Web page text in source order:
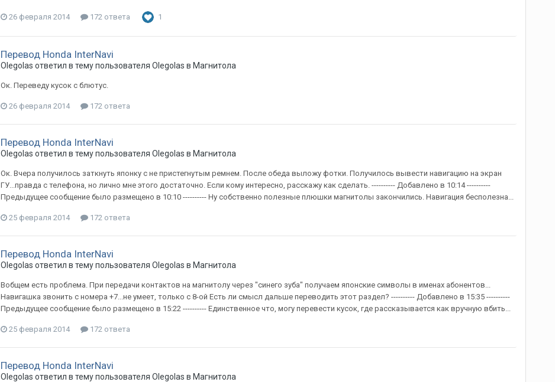
26 февраля 2014 172 ответа 1
Перевод Honda InterNavi
Olegolas ответил в тему пользователя Olegolas в Магнитола
Ок. Переведу кусок с блютус.
26 февраля 2014 172 ответа
Перевод Honda InterNavi
Olegolas ответил в тему пользователя Olegolas в Магнитола
Ок. Вчера получилось заткнуть японку с не пристегнутым ремнем. После обеда выложу фотки. Получилось вывести навигацию на экран
ГУ...правда с телефона, но лично мне этого достаточно. Если кому интересно, расскажу как сделать. ---------- Добавлено в 10:14 ----------
Предыдущее сообщение было размещено в 10:10 ---------- Ну собственно полезные плюшки магнитолы закончились. Навигация бесполезна...
25 февраля 2014 172 ответа
Перевод Honda InterNavi
Olegolas ответил в тему пользователя Olegolas в Магнитола
Вобщем есть проблема. При передачи контактов на магнитолу через "синего зуба" получаем японские символы в именах абонентов...
Навигашка звонить с номера +7...не умеет, только с 8-ой Есть ли смысл дальше переводить этот раздел? ---------- Добавлено в 15:35 ----------
Предыдущее сообщение было размещено в 15:22 ---------- Единственное что, могу перевести кусок, где рассказывается как вручную вбить...
25 февраля 2014 172 ответа
Перевод Honda InterNavi
Olegolas ответил в тему пользователя Olegolas в Магнитола